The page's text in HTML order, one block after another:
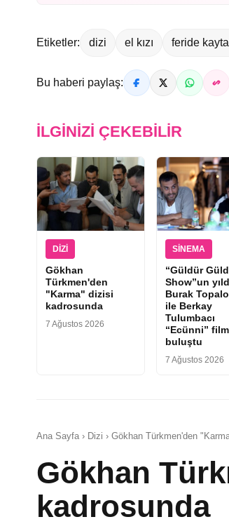
Etiketler: dizi el kızı feride
Bu haberi paylaş:
İLGINIZI ÇEKEBILIR
DIZI
Gökhan
Türkmen'den
"Karma" dizisi
kadrosunda
7 Ağustos 2026
SINEMA
“Güldür
Show”un
Burak
ile Berkay
Tulumbacı
“Ecünni”
buluştu
7 Ağustos 2026
Ana Sayfa › Dizi › Gökhan Türkmen'den
Gökhan
kadrosunda